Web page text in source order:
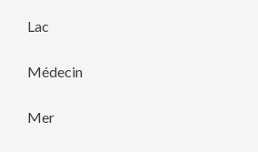
Lac
Médecin
Mer